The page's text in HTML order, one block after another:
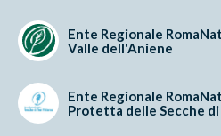
Ente Regionale
Valle dell'Aniene
Ente Regionale
Protetta delle Secche